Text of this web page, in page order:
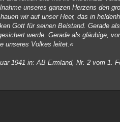
unseres ganzen Herzens den
wir auf unser Heer, das in
Gott für seinen Beistand. Gerade
werde. Gerade als gläubige,
unseres Volkes leitet.«
1941 in: AB Ermland, Nr. 2 vom 1.